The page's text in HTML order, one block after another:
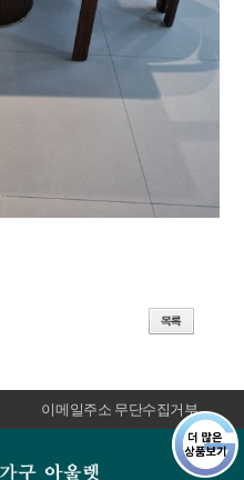
이메일주소 무단수집거부